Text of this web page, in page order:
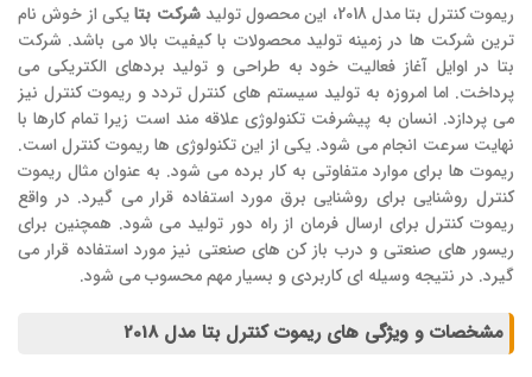
ریموت کنترل بتا مدل 2018، این محصول تولید شرکت بتایکی از خوش نام
ترین شرکت ها در زمینه تولید محصولات با کیفیت بالا می باشد. شرکت
بتا در اوایل آغاز فعالیت خود به طراحی و تولید بردهای الکتریکی می
پرداخت. اما امروزه به تولید سیستم های کنترل تردد و ریموت کنترل نیز
می پردازد. انسان به پیشرفت تکنولوژی علاقه مند است زیرا تمام کارها با
نهایت سرعت انجام می شود. یکی از این تکنولوژی ها ریموت کنترل است.
ریموت ها برای موارد متفاوتی به کار برده می شود. به عنوان مثال ریموت
کنترل روشنایی برای روشنایی برق مورد استفاده قرار می گیرد. در واقع
ریموت کنترل برای ارسال فرمان از راه دور تولید می شود. همچنین برای
ریسور های صنعتی و درب باز کن های صنعتی نیز مورد استفاده قرار می
گیرد. در نتیجه وسیله ای کاربردی و بسیار مهم محسوب می شود.
مشخصات و ویژگی های ریموت کنترل بتا مدل 2018